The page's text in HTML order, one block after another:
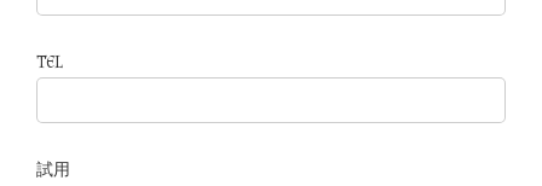
TEL
試用